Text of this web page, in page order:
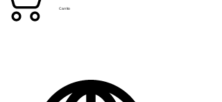
Carrito